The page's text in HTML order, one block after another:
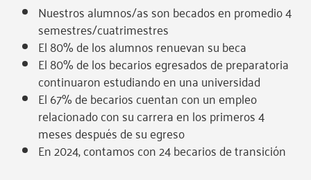
Nuestros alumnos/as son becados en promedio 4
semestres/cuatrimestres
El 80% de los alumnos renuevan su beca
El 80% de los becarios egresados de preparatoria
continuaron estudiando en una universidad
El 67% de becarios cuentan con un empleo
relacionado con su carrera en los primeros 4
meses después de su egreso
En 2024, contamos con 24 becarios de transición